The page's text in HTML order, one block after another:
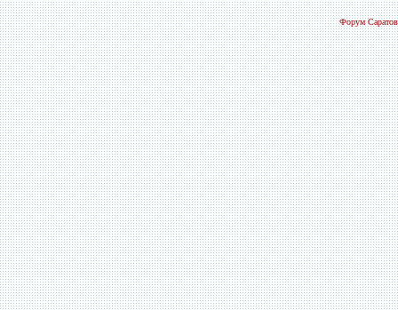
Форум